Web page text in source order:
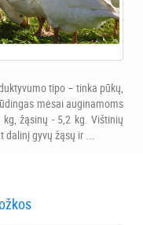
tipo – tinka pūkų,
mėsai auginamoms
žąsinų - 5,2 kg. Vištinių
gyvų žąsų ir ...